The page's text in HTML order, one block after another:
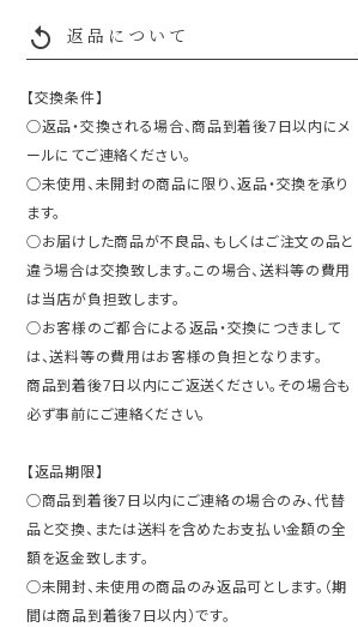
replay 返品について
【交換条件】
○返品・交換される場合、商品到着後7日以内にメ
ールにてご連絡ください。
○未使用、未開封の商品に限り、返品・交換を承り
ます。
○お届けした商品が不良品、もしくはご注文の品と
違う場合は交換致します。この場合、送料等の費用
は当店が負担致します。
○お客様のご都合による返品・交換につきまして
は、送料等の費用はお客様の負担となります。
商品到着後7日以内にご返送ください。その場合も
必ず事前にご連絡ください。
【返品期限】
○商品到着後7日以内にご連絡の場合のみ、代替
品と交換、または送料を含めたお支払い金額の全
額を返金致します。
○未開封、未使用の商品のみ返品可とします。（期
間は商品到着後7日以内）です。